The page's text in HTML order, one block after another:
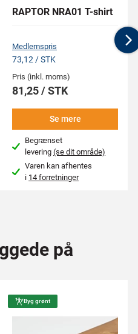
RAPTOR NRA01 T-shirt
Medlemspris
73,12 / STK
Pris (inkl. moms)
81,25 / STK
Se mere
Begrænset
levering(se dit område)
Varen kan afhentes
i 14 forretninger
på
Byg grønt